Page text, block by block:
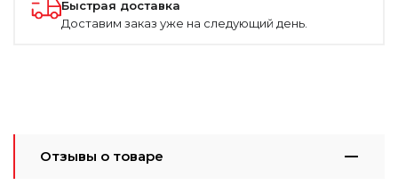
Быстрая доставка
Доставим заказ уже на следующий день.
Отзывы о товаре